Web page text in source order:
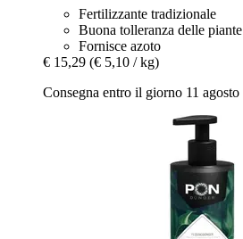
Fertilizzante tradizionale
Buona tolleranza delle piante
Fornisce azoto
€ 15,29 (€ 5,10 / kg)
Consegna entro il giorno 11 agosto